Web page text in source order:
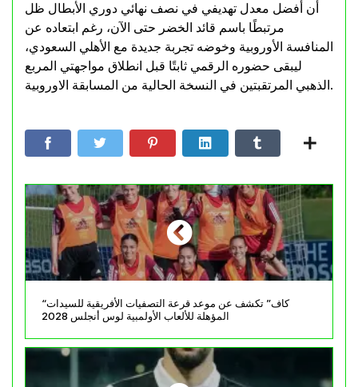
أن أفضل معدل تهديفي في نصف نهائي دوري الأبطال ظل
مرتبطًا باسم قائد الخضر حتى الآن، رغم ابتعاده عن
المنافسة الأوروبية وخوضه تجربة جديدة مع الأهلي السعودي،
ليبقى حضوره الرقمي ثابتًا قبل انطلاق مواجهتي المربع
الذهبي المرتقبتين في النسخة الحالية من المسابقة الاوروبية.
“كاف” تكشف عن موعد قرعة التصفيات الأفريقية للسيدات
المؤهلة للألعاب الأولمبية لوس أنجلس 2028